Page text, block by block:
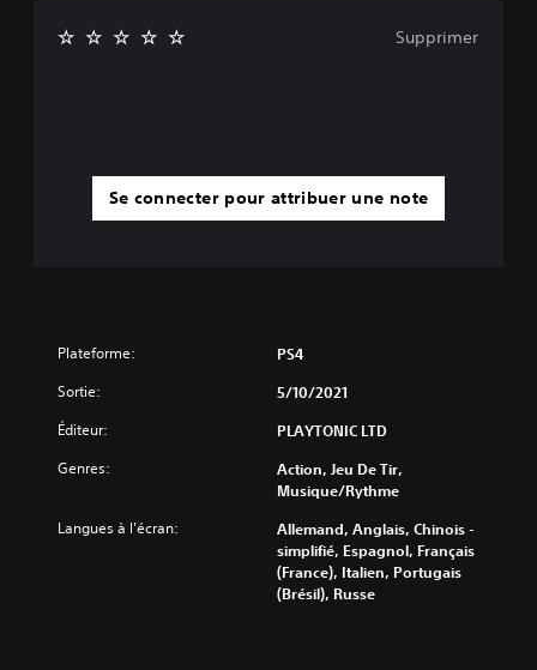
Se connecter pour attribuer une note
Supprimer
Plateforme: PS4
Sortie: 5/10/2021
Éditeur: PLAYTONIC LTD
Genres:
Action, Jeu De Tir,
Musique/Rythme
Langues à l'écran:
Allemand, Anglais, Chinois -
simplifié, Espagnol, Français
(France), Italien, Portugais
(Brésil), Russe